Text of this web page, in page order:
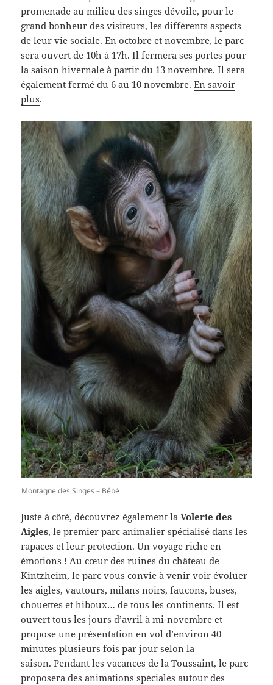
promenade au milieu des singes dévoile, pour le
grand bonheur des visiteurs, les différents aspects
de leur vie sociale. En octobre et novembre, le parc
sera ouvert de 10h à 17h. Il fermera ses portes pour
la saison hivernale à partir du 13 novembre. Il sera
également fermé du 6 au 10 novembre.En savoir
plus.
Montagne des Singes – Bébé
Juste à côté, découvrez également laVolerie des
Aigles, le premier parc animalier spécialisé dans les
rapaces et leur protection. Un voyage riche en
émotions ! Au cœur des ruines du château de
Kintzheim, le parc vous convie à venir voir évoluer
les aigles, vautours, milans noirs, faucons, buses,
chouettes et hiboux… de tous les continents. Il est
ouvert tous les jours d’avril à mi-novembre et
propose une présentation en vol d’environ 40
minutes plusieurs fois par jour selon la
saison. Pendant les vacances de la Toussaint, le parc
proposera des animations spéciales autour des